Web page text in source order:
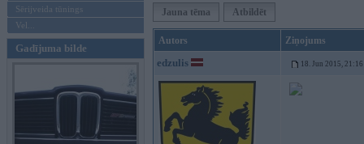
Sērijveida tūnings
Vel...
Gadījuma bilde
Jauna tēma Atbildēt
Autors Ziņojums
edzulis 18. Jun 2015, 21:16